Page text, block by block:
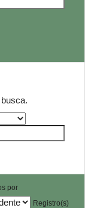
por
Registro(s)